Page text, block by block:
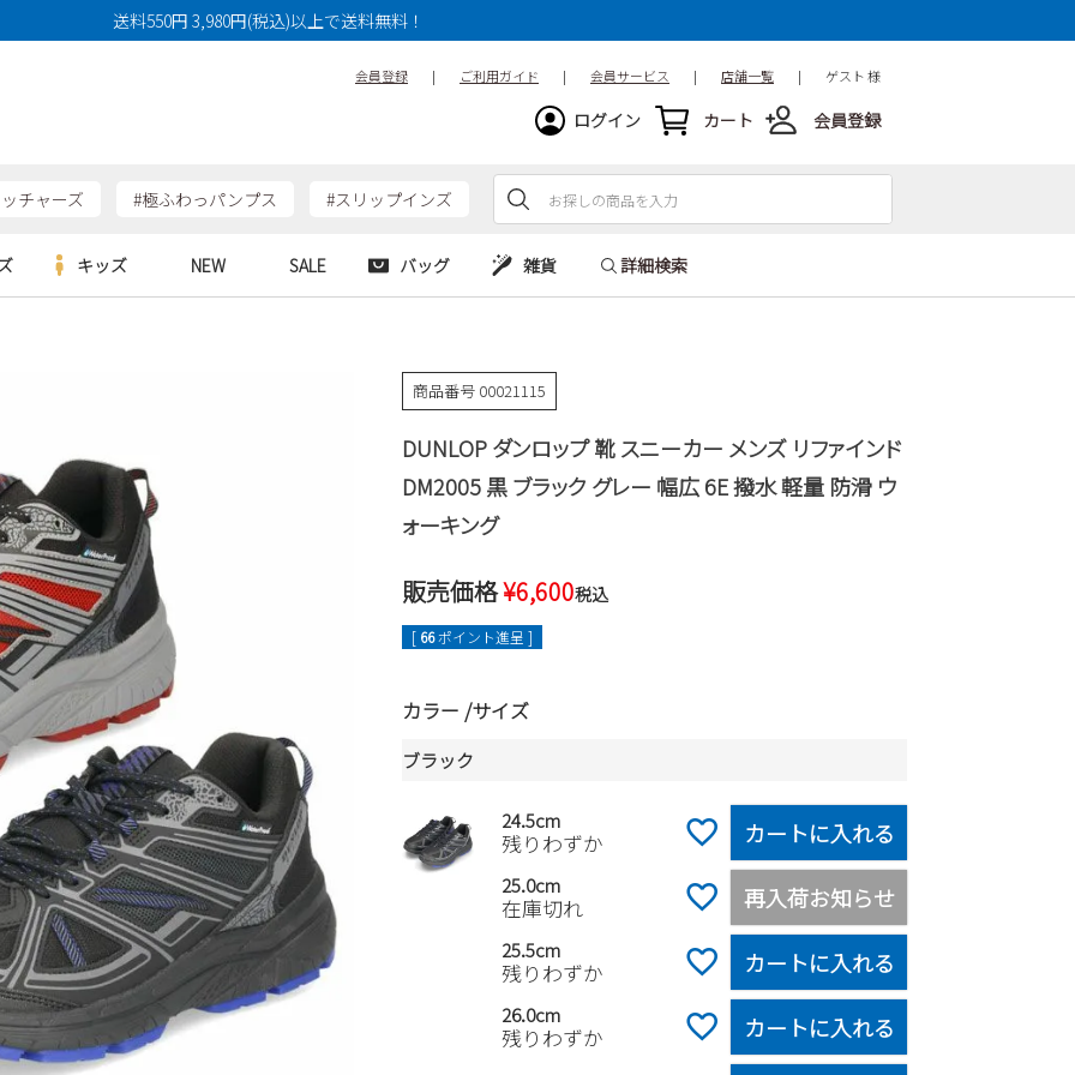
送料550円 3,980円(税込)以上で送料無料！
会員登録 | ご利用ガイド | 会員サービス | 店舗一覧 | ゲスト 様
ログイン カート 会員登録
チャーズ #極ふわっパンプス #スリップインズ
ブーツ
ウェア
キッズ NEW SALE バッグ 雑貨 詳細検索
商品番号 00021115
DUNLOP ダンロップ 靴 スニーカー メンズ リファインド
DM2005 黒 ブラック グレー 幅広 6E 撥水 軽量 防滑 ウ
ォーキング
販売価格¥6,600税込
[ 66ポイント進呈 ]
カラー サイズ
ブラック
24.5cm
残りわずか カートに入れる
25.0cm
在庫切れ 再入荷お知らせ
25.5cm
残りわずか カートに入れる
26.0cm
残りわずか カートに入れる